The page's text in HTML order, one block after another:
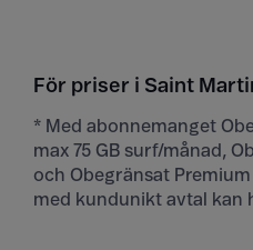
För priser i Saint
* Med abonnemanget
max 75 GB surf/månad,
och Obegränsat Premium
med kundunikt avtal kan